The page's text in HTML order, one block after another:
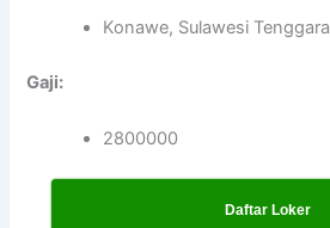
Konawe, Sulawesi Tenggara
Gaji:
2800000
Daftar Loker